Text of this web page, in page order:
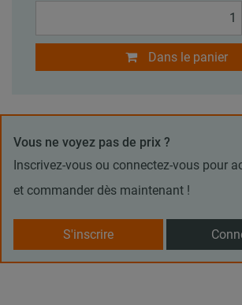
Dans le panier
Vous ne voyez pas de prix ?
Inscrivez-vous ou connectez-vous pour
et commander dès maintenant !
S'inscrire